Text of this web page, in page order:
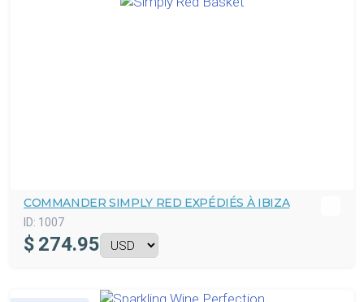
COMMANDER SIMPLY RED EXPÉDIÉS À IBIZA
ID: 1007
$ 274.95